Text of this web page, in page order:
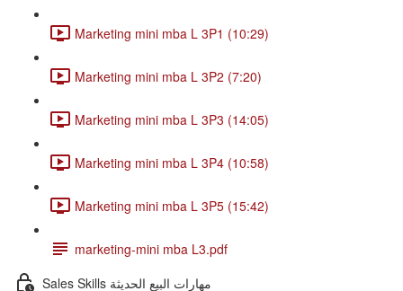
Marketing mini mba L 3P1 (10:29)
Marketing mini mba L 3P2 (7:20)
Marketing mini mba L 3P3 (14:05)
Marketing mini mba L 3P4 (10:58)
Marketing mini mba L 3P5 (15:42)
marketing-mini mba L3.pdf
Sales Skills مهارات البيع الحديثة